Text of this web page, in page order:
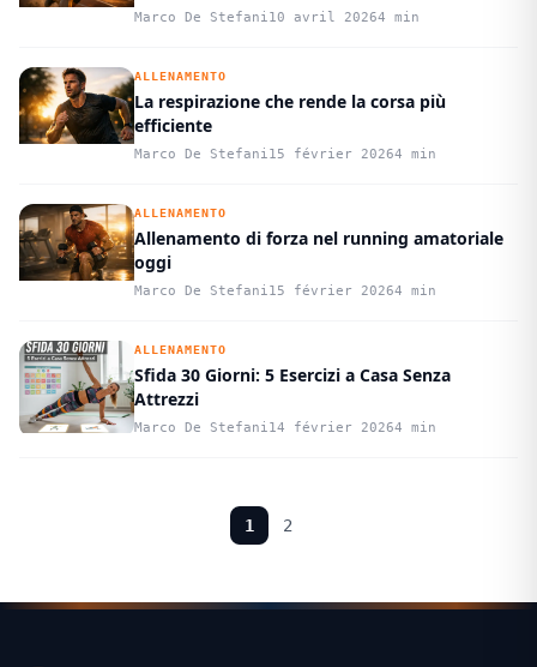
Marco De Stefani10 avril 20264 min
ALLENAMENTO
La respirazione che rende la corsa più
efficiente
Marco De Stefani15 février 20264 min
ALLENAMENTO
Allenamento di forza nel running amatoriale
oggi
Marco De Stefani15 février 20264 min
ALLENAMENTO
Sfida 30 Giorni: 5 Esercizi a Casa Senza
Attrezzi
Marco De Stefani14 février 20264 min
1 2